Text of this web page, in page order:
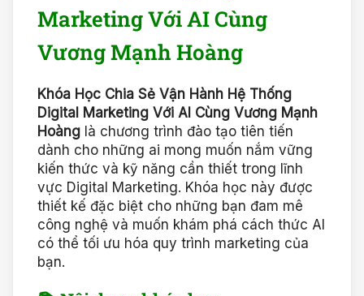
Marketing Với AI Cùng
Vương Mạnh Hoàng
Khóa Học Chia Sẻ Vận Hành Hệ Thống
Digital Marketing Với AI Cùng Vương Mạnh
Hoàng là chương trình đào tạo tiên tiến
dành cho những ai mong muốn nắm vững
kiến thức và kỹ năng cần thiết trong lĩnh
vực Digital Marketing. Khóa học này được
thiết kế đặc biệt cho những bạn đam mê
công nghệ và muốn khám phá cách thức AI
có thể tối ưu hóa quy trình marketing của
bạn.